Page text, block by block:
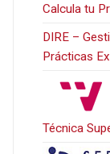
Calcula tu
DIRE –
Prácticas
Técnica